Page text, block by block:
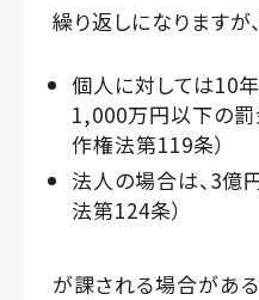
繰り返しになりますが
個人に対しては10
1,000万円以下の罰
作権法第119条）
法人の場合は、3億
法第124条）
が課される場合があ